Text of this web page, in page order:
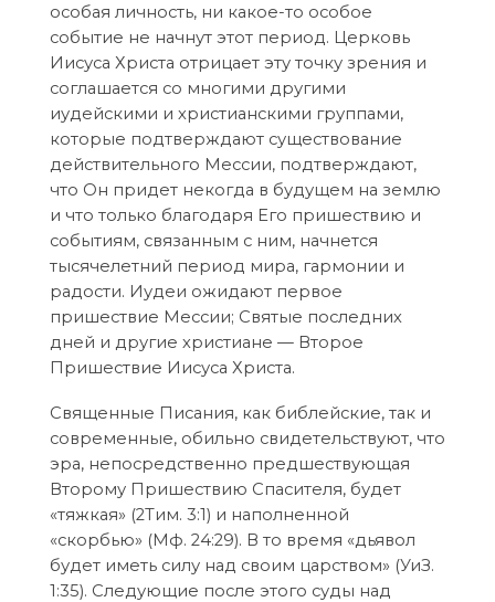
особая личность, ни какое-то особое
событие не начнут этот период. Церковь
Иисуса Христа отрицает эту точку зрения и
соглашается со многими другими
иудейскими и христианскими группами,
которые подтверждают существование
действительного Мессии, подтверждают,
что Он придет некогда в будущем на землю
и что только благодаря Его пришествию и
событиям, связанным с ним, начнется
тысячелетний период мира, гармонии и
радости. Иудеи ожидают первое
пришествие Мессии; Святые последних
дней и другие христиане — Второе
Пришествие Иисуса Христа.
Священные Писания, как библейские, так и
современные, обильно свидетельствуют, что
эра, непосредственно предшествующая
Второму Пришествию Спасителя, будет
«тяжкая» (2Тим. 3:1) и наполненной
«скорбью» (Мф. 24:29). В то время «дьявол
будет иметь силу над своим царством» (УиЗ.
1:35). Следующие после этого суды над